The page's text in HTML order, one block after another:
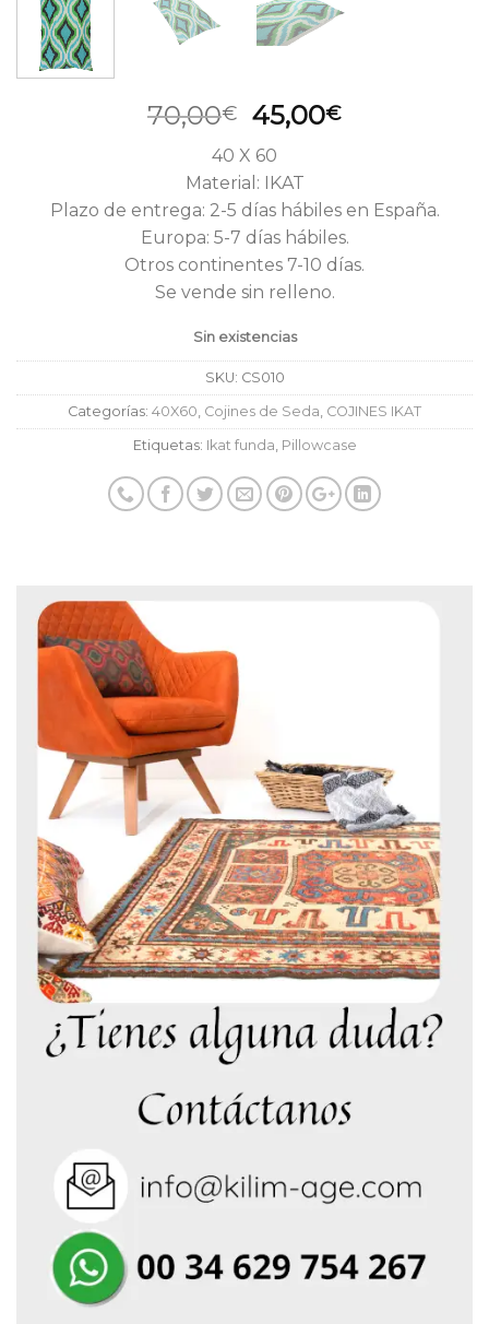
70,00€
El
precio
original
era:
70,00€.
45,00€El
45,00€.
40 X 60
Material: IKAT
Plazo de entrega: 2-5 días hábiles en España.
Europa: 5-7 días hábiles.
Otros continentes 7-10 días.
Se vende sin relleno.
Sin existencias
SKU: CS010
Categorías: 40X60 Cojines de Seda COJINES IKAT
Etiquetas: Ikat funda Pillowcase